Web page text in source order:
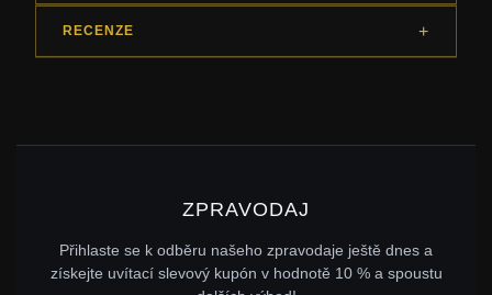
RECENZE
ZPRAVODAJ
Přihlaste se k odběru našeho zpravodaje ještě dnes a
získejte uvítací slevový kupón v hodnotě 10 % a spoustu